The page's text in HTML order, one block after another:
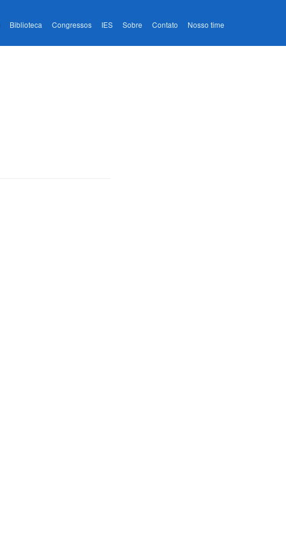
Biblioteca Congressos IES Sobre Contato Nosso time